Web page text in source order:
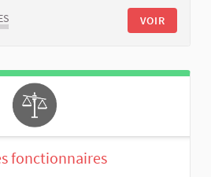
VOIR
fonctionnaires